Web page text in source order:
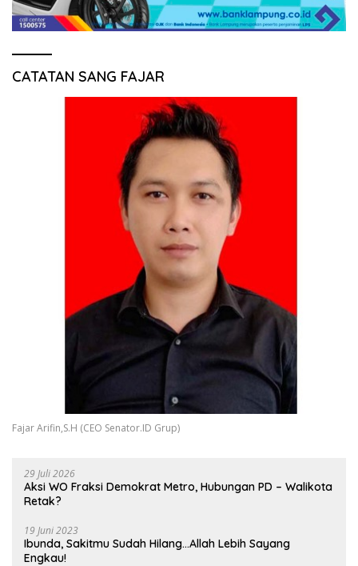
CATATAN SANG FAJAR
Fajar Arifin,S.H (CEO Senator.ID Grup)
29 Juli 2026
Aksi WO Fraksi Demokrat Metro, Hubungan PD – Walikota
Retak?
19 Juni 2023
Ibunda, Sakitmu Sudah Hilang…Allah Lebih Sayang
Engkau!